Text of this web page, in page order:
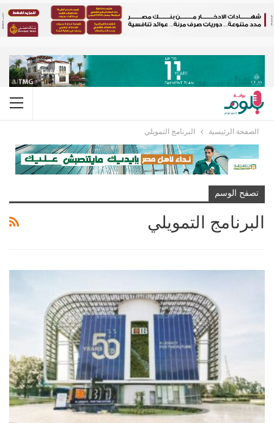
الصفحة الرئيسية البرنامج التمويلي
تصفح الوسم
البرنامج التمويلي